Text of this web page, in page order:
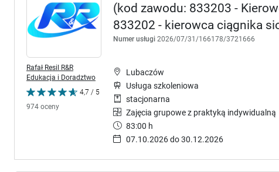
(kod zawodu: 833203 -
833202 - kierowca ciągnika
Numer usługi 2026/07/31/166178/3721666
Rafał Resil R&R
Edukacja i Doradztwo
4,7 / 5
974 oceny
Lubaczów
Usługa szkoleniowa
stacjonarna
Zajęcia grupowe z praktyką indywidualną
83:00 h
07.10.2026 do 30.12.2026